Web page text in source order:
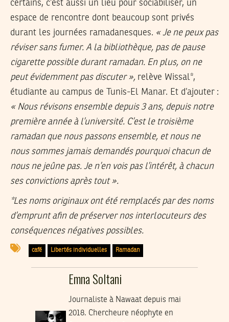
certains, c’est aussi un lieu pour sociabiliser, un
espace de rencontre dont beaucoup sont privés
durant les journées ramadanesques. « Je ne peux pas
réviser sans fumer. A la bibliothèque, pas de pause
cigarette possible durant ramadan. En plus, on ne
peut évidemment pas discuter », relève Wissal*,
étudiante au campus de Tunis-El Manar. Et d’ajouter :
« Nous révisons ensemble depuis 3 ans, depuis notre
première année à l’université. C’est le troisième
ramadan que nous passons ensemble, et nous ne
nous sommes jamais demandés pourquoi chacun de
nous ne jeûne pas. Je n’en vois pas l’intérêt, à chacun
ses convictions après tout ».
*Les noms originaux ont été remplacés par des noms
d’emprunt afin de préserver nos interlocuteurs des
conséquences négatives possibles.
café Libertés individuelles Ramadan
Emna Soltani
Journaliste à Nawaat depuis mai
2018. Chercheure néophyte en